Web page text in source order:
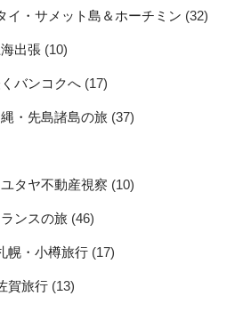
イ・サメット島＆ホーチミン (32)
出張 (10)
バンコクへ (17)
・先島諸島の旅 (37)
タヤ不動産視察 (10)
ンスの旅 (46)
幌・小樽旅行 (17)
賀旅行 (13)